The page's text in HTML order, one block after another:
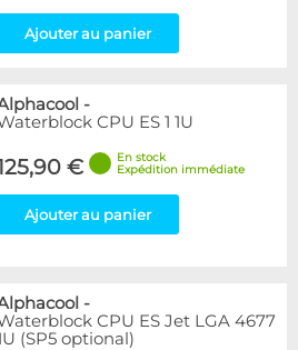
Ajouter au panier
-
CPU ES 1 1U
€
En stock
Expédition immédiate
Ajouter au panier
-
CPU ES Jet LGA 4677
(SP5 optional)